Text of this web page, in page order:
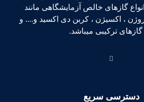
گازهای خالص آزمایشگاهی مانند
، اکسیژن ، کربن دی اکسید و.... و
گازهای ترکیبی میباشد.
دسترسی سریع